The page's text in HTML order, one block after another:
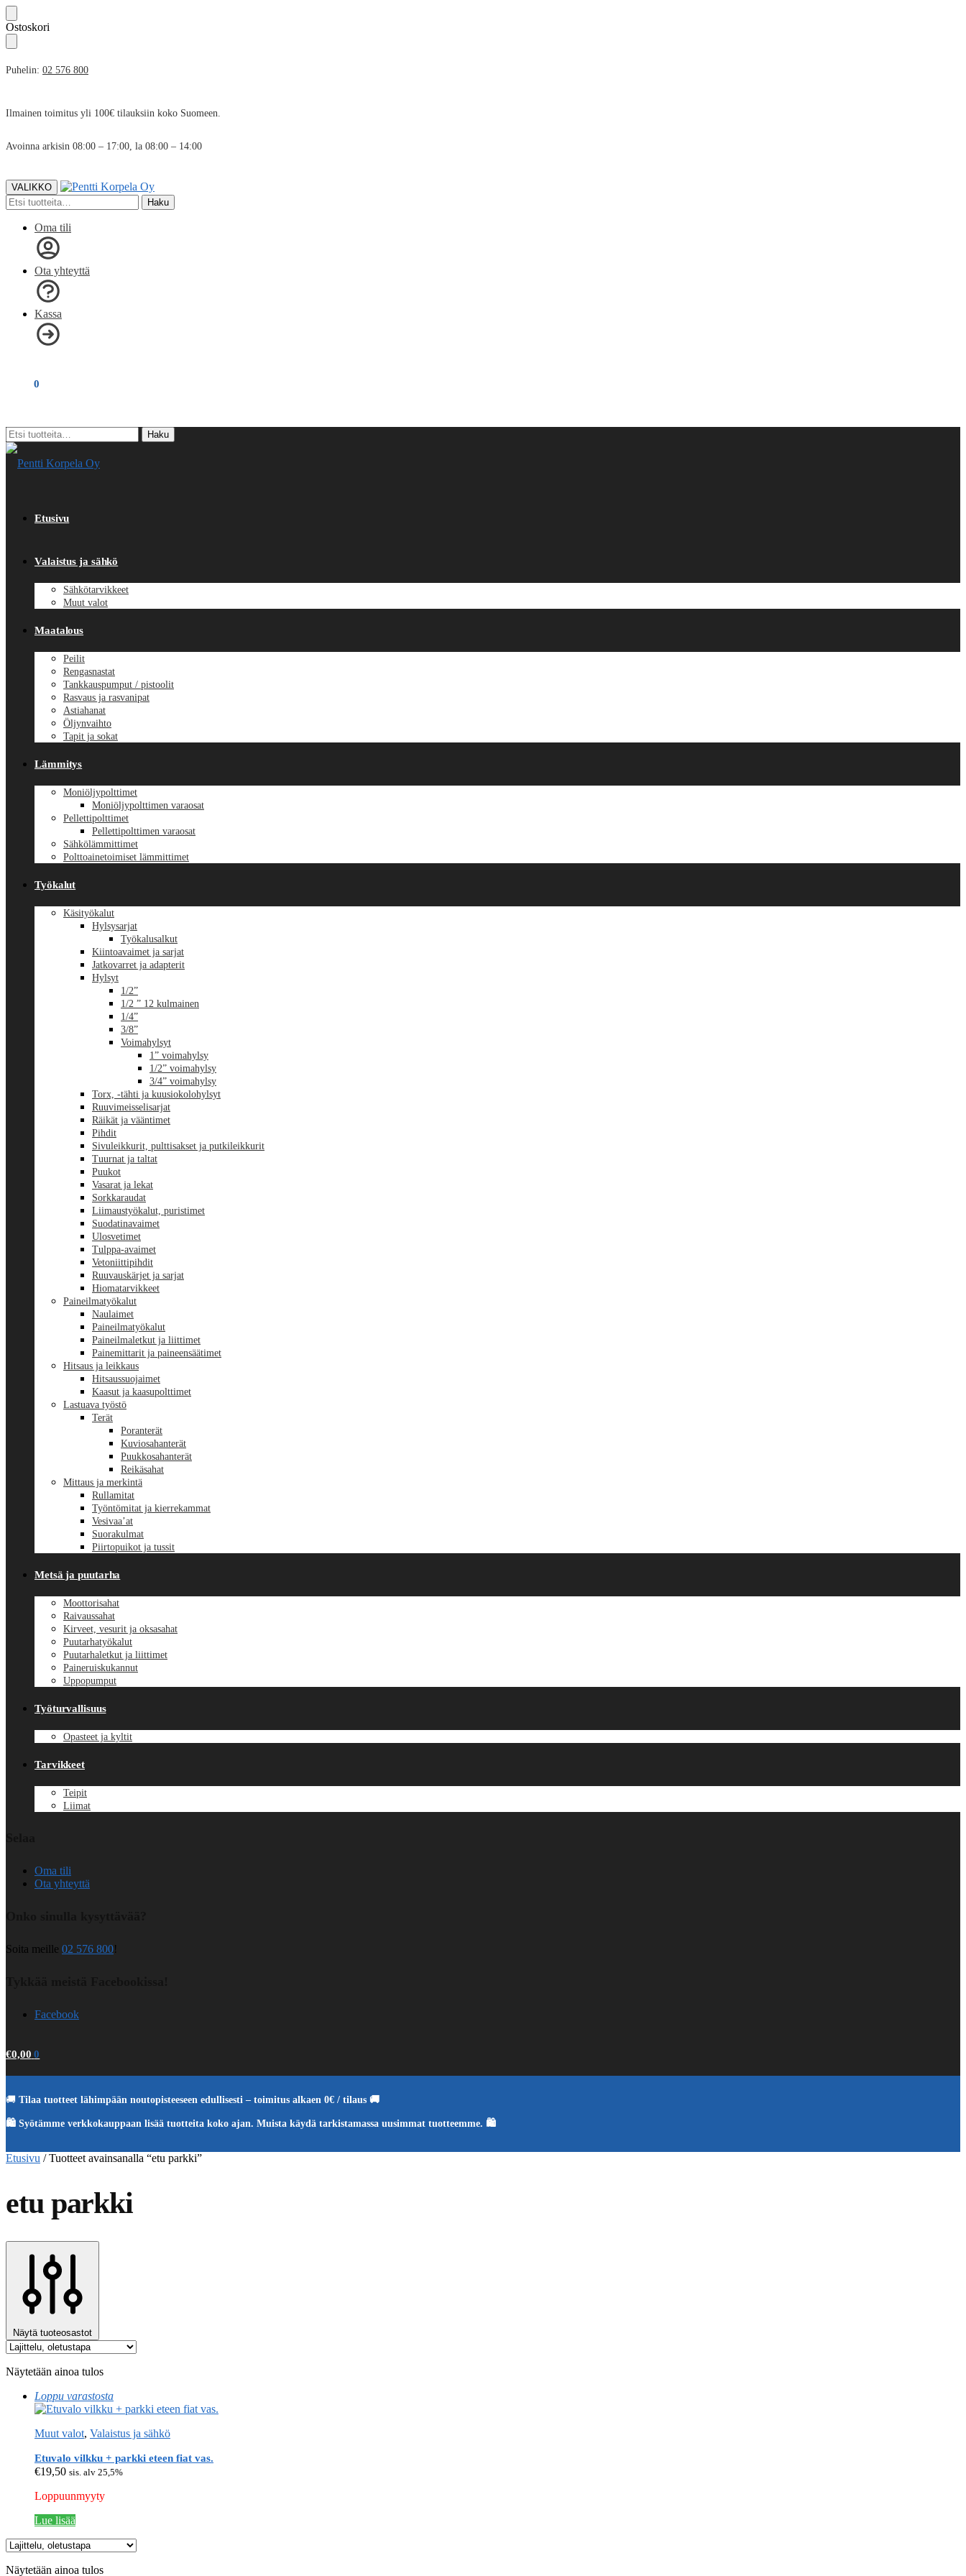
Skip
to
navigation
Skip
to
content
Ostoskori
Puhelin: 02 576 800
Ilmainen toimitus yli 100€ tilauksiin koko Suomeen.
Avoinna arkisin 08:00 – 17:00, la 08:00 – 14:00
VALIKKO
Etsi: Haku
Oma tili
Ota yhteyttä
Kassa
0
Etsi: Haku
Etusivu
Valaistus ja sähkö
Sähkötarvikkeet
Muut valot
Maatalous
Peilit
Rengasnastat
Tankkauspumput / pistoolit
Rasvaus ja rasvanipat
Astiahanat
Öljynvaihto
Tapit ja sokat
Lämmitys
Moniöljypolttimet
Moniöljypolttimen varaosat
Pellettipolttimet
Pellettipolttimen varaosat
Sähkölämmittimet
Polttoainetoimiset lämmittimet
Työkalut
Käsityökalut
Hylsysarjat
Työkalusalkut
Kiintoavaimet ja sarjat
Jatkovarret ja adapterit
Hylsyt
1/2”
1/2 ” 12 kulmainen
1/4”
3/8”
Voimahylsyt
1” voimahylsy
1/2” voimahylsy
3/4” voimahylsy
Torx, -tähti ja kuusiokolohylsyt
Ruuvimeisselisarjat
Räikät ja vääntimet
Pihdit
Sivuleikkurit, pulttisakset ja putkileikkurit
Tuurnat ja taltat
Puukot
Vasarat ja lekat
Sorkkaraudat
Liimaustyökalut, puristimet
Suodatinavaimet
Ulosvetimet
Tulppa-avaimet
Vetoniittipihdit
Ruuvauskärjet ja sarjat
Hiomatarvikkeet
Paineilmatyökalut
Naulaimet
Paineilmatyökalut
Paineilmaletkut ja liittimet
Painemittarit ja paineensäätimet
Hitsaus ja leikkaus
Hitsaussuojaimet
Kaasut ja kaasupolttimet
Lastuava työstö
Terät
Poranterät
Kuviosahanterät
Puukkosahanterät
Reikäsahat
Mittaus ja merkintä
Rullamitat
Työntömitat ja kierrekammat
Vesivaa’at
Suorakulmat
Piirtopuikot ja tussit
Metsä ja puutarha
Moottorisahat
Raivaussahat
Kirveet, vesurit ja oksasahat
Puutarhatyökalut
Puutarhaletkut ja liittimet
Paineruiskukannut
Uppopumput
Työturvallisuus
Opasteet ja kyltit
Tarvikkeet
Teipit
Liimat
Oma tili
Ota yhteyttä
Soita meille 02 576 800!
Facebook
€0,00 0
🚚 Tilaa tuotteet lähimpään noutopisteeseen edullisesti – toimitus alkaen 0€ / tilaus 🚚
🛍️ Syötämme verkkokauppaan lisää tuotteita koko ajan. Muista käydä tarkistamassa uusimmat tuotteemme. 🛍️
Etusivu /Tuotteet avainsanalla “etu parkki”
etu parkki
Näytä tuoteosastot
Näytetään ainoa tulos
Loppu varastosta
Muut valot, Valaistus ja sähkö
Etuvalo vilkku + parkki eteen fiat vas.
€19,50 sis. alv 25,5%
Loppuunmyyty
Lue lisää
Näytetään ainoa tulos